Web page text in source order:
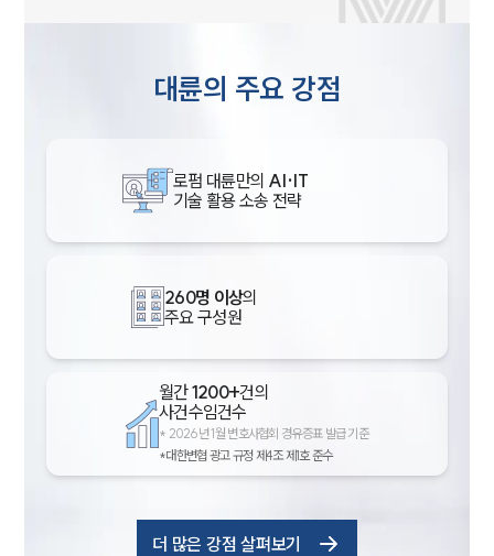
대륜의 주요 강점
로펌 대륜만의 AI·IT
기술 활용 소송 전략
260명 이상의
주요 구성원
월간1200+건의
사건수임건수
* 2026년 1월 변호사협회 경유증표 발급 기준
*대한변협 광고 규정 제4조 제1호 준수
더 많은 강점 살펴보기